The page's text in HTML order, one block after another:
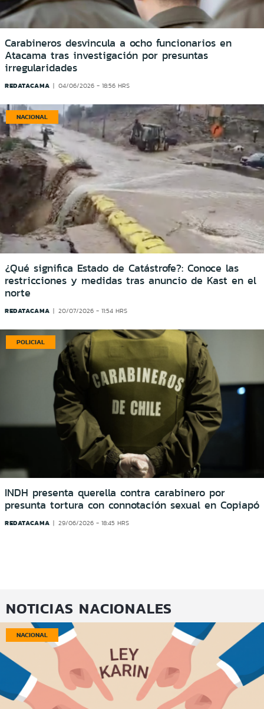
Carabineros desvincula a ocho funcionarios en
Atacama tras investigación por presuntas
irregularidades
REDATACAMA 04/06/2026 - 18:56 HRS
NACIONAL
¿Qué significa Estado de Catástrofe?: Conoce las
restricciones y medidas tras anuncio de Kast en el
norte
REDATACAMA 20/07/2026 - 11:54 HRS
POLICIAL
INDH presenta querella contra carabinero por
presunta tortura con connotación sexual en Copiapó
REDATACAMA 29/06/2026 - 18:45 HRS
NOTICIAS NACIONALES
NACIONAL